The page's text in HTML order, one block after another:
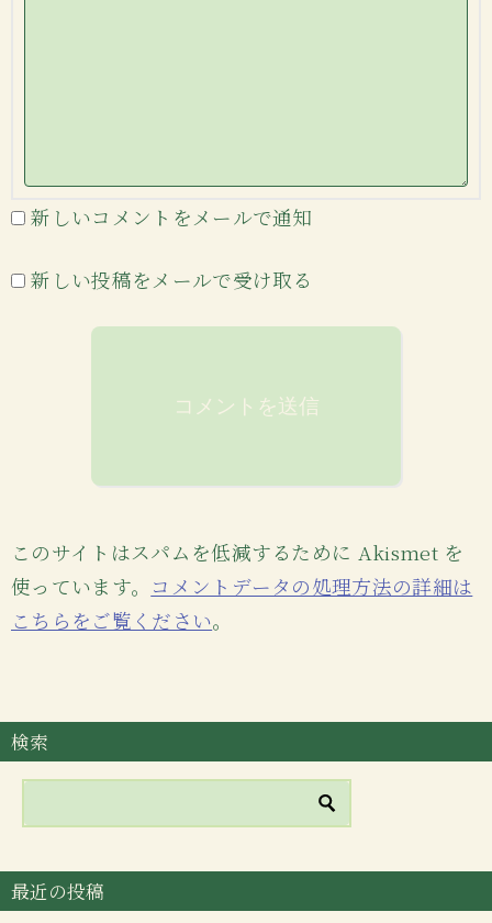
新しいコメントをメールで通知
新しい投稿をメールで受け取る
このサイトはスパムを低減するために Akismet を
使っています。 コメントデータの処理方法の詳細は
こちらをご覧ください。
検索
最近の投稿